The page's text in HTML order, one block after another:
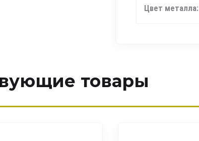
Цвет металла:
товары